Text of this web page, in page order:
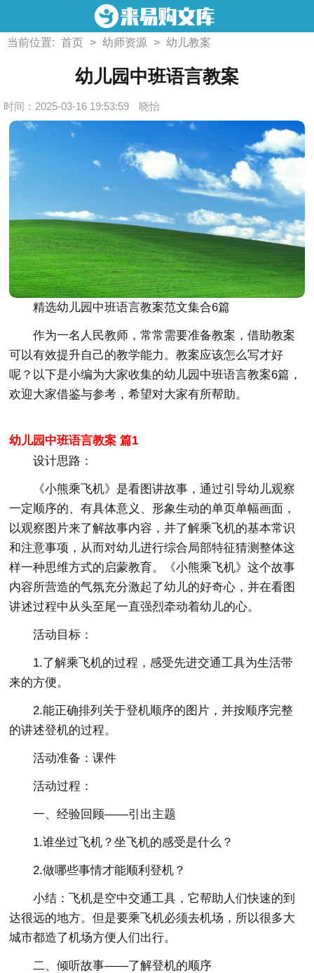
当前位置: 首页 > 幼师资源 > 幼儿教案
幼儿园中班语言教案
时间：2025-03-16 19:53:59 晓怡
精选幼儿园中班语言教案范文集合6篇
作为一名人民教师，常常需要准备教案，借助教案
可以有效提升自己的教学能力。教案应该怎么写才好
呢？以下是小编为大家收集的幼儿园中班语言教案6篇，
欢迎大家借鉴与参考，希望对大家有所帮助。
幼儿园中班语言教案 篇1
设计思路：
《小熊乘飞机》是看图讲故事，通过引导幼儿观察
一定顺序的、有具体意义、形象生动的单页单幅画面，
以观察图片来了解故事内容，并了解乘飞机的基本常识
和注意事项，从而对幼儿进行综合局部特征猜测整体这
样一种思维方式的启蒙教育。《小熊乘飞机》这个故事
内容所营造的气氛充分激起了幼儿的好奇心，并在看图
讲述过程中从头至尾一直强烈牵动着幼儿的心。
活动目标：
1.了解乘飞机的过程，感受先进交通工具为生活带
来的方便。
2.能正确排列关于登机顺序的图片，并按顺序完整
的讲述登机的过程。
活动准备：课件
活动过程：
一、经验回顾——引出主题
1.谁坐过飞机？坐飞机的感受是什么？
2.做哪些事情才能顺利登机？
小结：飞机是空中交通工具，它帮助人们快速的到
达很远的地方。但是要乘飞机必须去机场，所以很多大
城市都造了机场方便人们出行。
二、倾听故事——了解登机的顺序